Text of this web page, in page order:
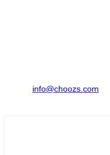
info@choozs.com